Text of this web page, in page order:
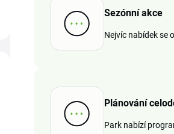
Sezónní akce
Nejvíc nabídek se
Plánování
Park nabízí